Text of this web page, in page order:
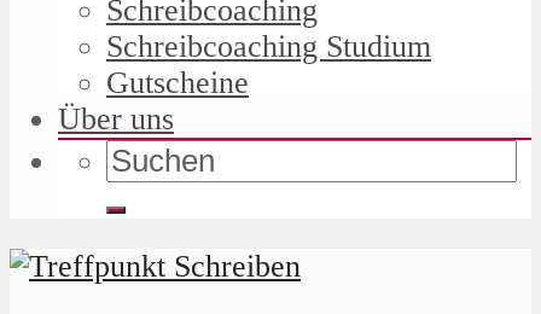
Schreibcoaching
Schreibcoaching Studium
Gutscheine
Über uns